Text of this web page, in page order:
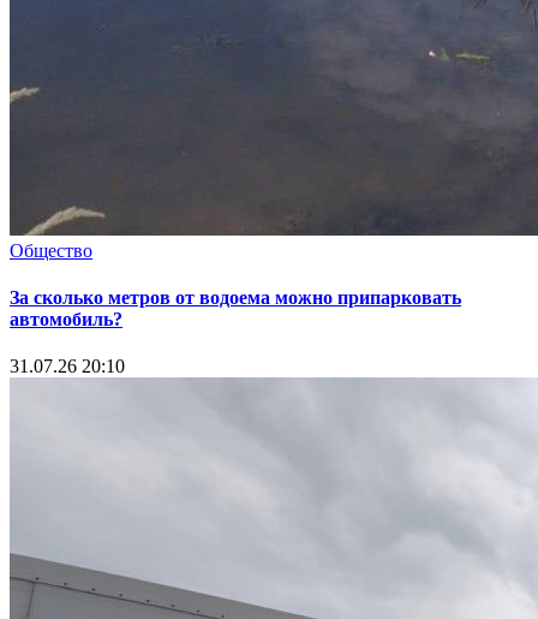
Общество
За сколько метров от водоема можно припарковать
автомобиль?
31.07.26 20:10